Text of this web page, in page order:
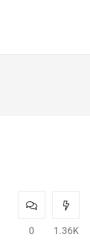
0 1.36K